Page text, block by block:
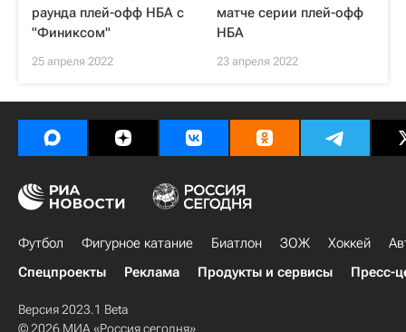
раунда плей-офф НБА с
"Финиксом"
25 апреля 2022
матче серии плей-офф
НБА
23 апреля 2022
Футбол Фигурное катание Биатлон ЗОЖ Хоккей
Спецпроекты
Реклама Продукты и сервисы Пресс-
Версия 2023.1 Beta
© 2026 МИА «Россия сегодня»